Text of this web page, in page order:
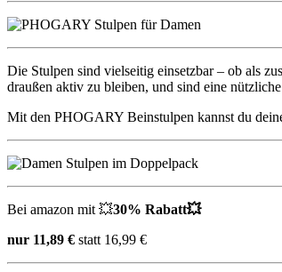
Die Stulpen sind vielseitig einsetzbar – ob als
draußen aktiv zu bleiben, und sind eine
Mit den PHOGARY Beinstulpen kannst du
Bei amazon mit 💥30% Rabatt💥
nur 11,89 € statt 16,99 €